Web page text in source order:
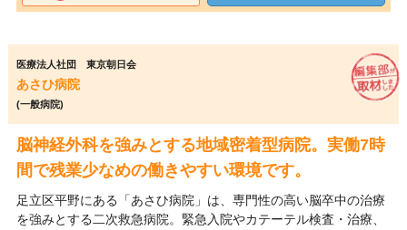
医療法人社団 東京朝日会
あさひ病院
(一般病院)
脳神経外科を強みとする地域密着型病院。実働7時
間で残業少なめの働きやすい環境です。
足立区平野にある「あさひ病院」は、専門性の高い脳卒中の治療
を強みとする二次救急病院。緊急入院やカテーテル検査・治療、